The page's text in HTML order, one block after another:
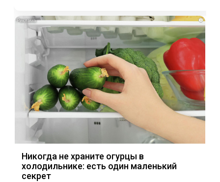
i
Никогда не храните огурцы в
холодильнике: есть один маленький
секрет